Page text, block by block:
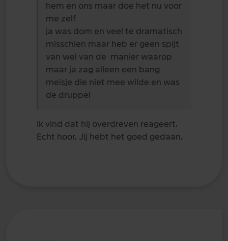
hem en ons maar doe het nu voor
me zelf
ja was dom en veel te dramatisch
misschien maar heb er geen spijt
van wel van de manier waarop
maar ja zag alleen een bang
meisje die niet mee wilde en was
de druppel
Ik vind dat hij overdreven reageert.
Echt hoor. Jij hebt het goed gedaan.